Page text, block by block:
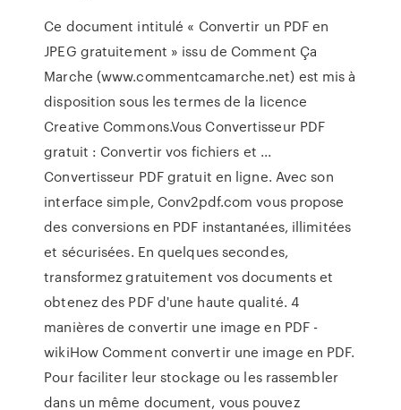
Ce document intitulé « Convertir un PDF en
JPEG gratuitement » issu de Comment Ça
Marche (www.commentcamarche.net) est mis à
disposition sous les termes de la licence
Creative Commons.Vous Convertisseur PDF
gratuit : Convertir vos fichiers et ...
Convertisseur PDF gratuit en ligne. Avec son
interface simple, Conv2pdf.com vous propose
des conversions en PDF instantanées, illimitées
et sécurisées. En quelques secondes,
transformez gratuitement vos documents et
obtenez des PDF d'une haute qualité. 4
manières de convertir une image en PDF -
wikiHow Comment convertir une image en PDF.
Pour faciliter leur stockage ou les rassembler
dans un même document, vous pouvez